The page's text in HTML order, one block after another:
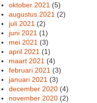
oktober 2021 (5)
augustus 2021 (2)
juli 2021 (2)
juni 2021 (1)
mei 2021 (3)
april 2021 (1)
maart 2021 (4)
februari 2021 (3)
januari 2021 (3)
december 2020 (4)
november 2020 (2)